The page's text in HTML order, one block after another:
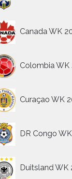
Canada WK
Colombia WK
Curaçao WK
DR Congo
Duitsland WK